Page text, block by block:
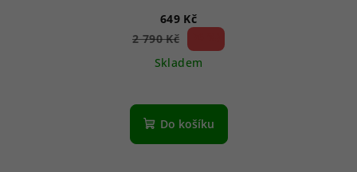
649 Kč
2 790 Kč
Skladem
Do košíku